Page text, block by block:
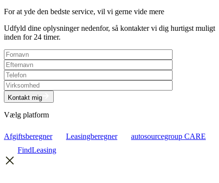
For at yde den bedste service, vil vi gerne vide mere
Udfyld dine oplysninger nedenfor, så kontakter vi dig hurtigst muligt
inden for 24 timer.
Kontakt mig
Vælg platform
Afgiftsberegner Leasingberegner
autosourcegroup CARE
FindLeasing